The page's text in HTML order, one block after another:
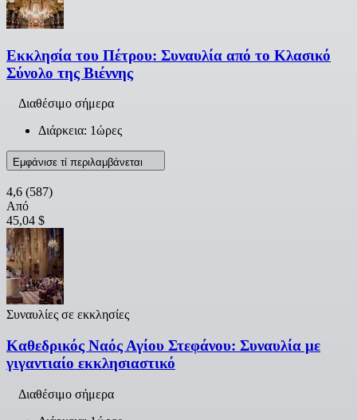
Εκκλησία του Πέτρου: Συναυλία από το Κλασικό
Σύνολο της Βιέννης
Διαθέσιμο σήμερα
Διάρκεια: 1ώρες
Εμφάνισε τί περιλαμβάνεται
4,6 (587)
Από
45,04 $
Συναυλίες σε εκκλησίες
Καθεδρικός Ναός Αγίου Στεφάνου: Συναυλία με
γιγαντιαίο εκκλησιαστικό
Διαθέσιμο σήμερα